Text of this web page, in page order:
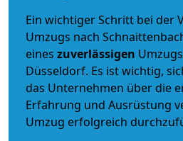
Ein wichtiger Schritt bei der
Umzugs nach
eines zuverlässigen
Düsseldorf. Es ist wichtig,
das Unternehmen über die
Erfahrung und Ausrüstung
Umzug erfolgreich